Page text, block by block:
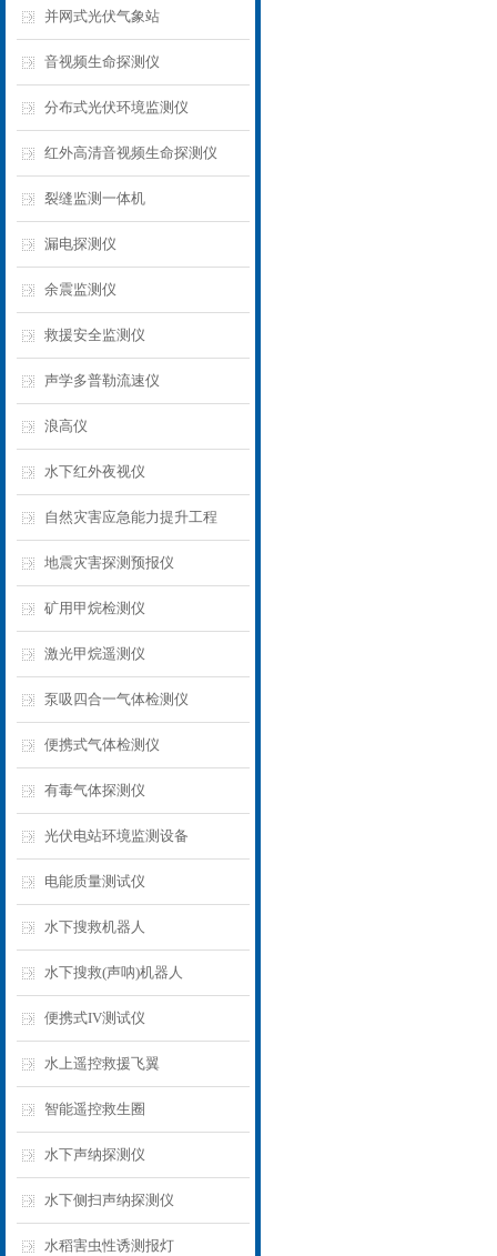
并网式光伏气象站
音视频生命探测仪
分布式光伏环境监测仪
红外高清音视频生命探测仪
裂缝监测一体机
漏电探测仪
余震监测仪
救援安全监测仪
声学多普勒流速仪
浪高仪
水下红外夜视仪
自然灾害应急能力提升工程
地震灾害探测预报仪
矿用甲烷检测仪
激光甲烷遥测仪
泵吸四合一气体检测仪
便携式气体检测仪
有毒气体探测仪
光伏电站环境监测设备
电能质量测试仪
水下搜救机器人
水下搜救(声呐)机器人
便携式IV测试仪
水上遥控救援飞翼
智能遥控救生圈
水下声纳探测仪
水下侧扫声纳探测仪
水稻害虫性诱测报灯